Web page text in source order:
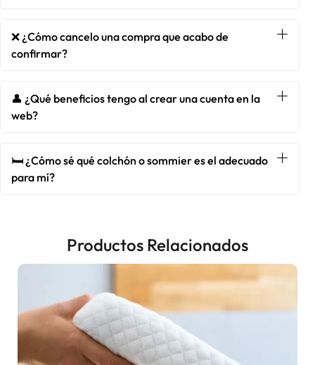
❌ ¿Cómo cancelo una compra que acabo de
confirmar?
👤 ¿Qué beneficios tengo al crear una cuenta en la
web?
🛏️ ¿Cómo sé qué colchón o sommier es el adecuado
para mí?
Productos Relacionados